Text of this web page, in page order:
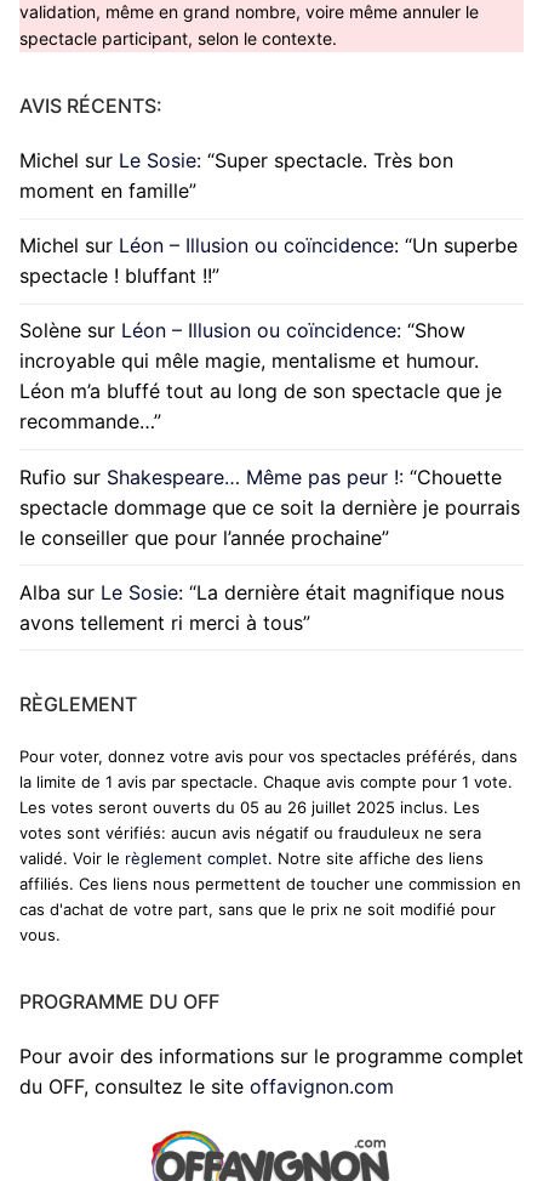
validation, même en grand nombre, voire même annuler le
spectacle participant, selon le contexte.
AVIS RÉCENTS:
Michel sur Le Sosie: “Super spectacle. Très bon
moment en famille”
Michel sur Léon – Illusion ou coïncidence: “Un superbe
spectacle ! bluffant !!”
Solène sur Léon – Illusion ou coïncidence: “Show
incroyable qui mêle magie, mentalisme et humour.
Léon m’a bluffé tout au long de son spectacle que je
recommande…”
Rufio sur Shakespeare… Même pas peur !: “Chouette
spectacle dommage que ce soit la dernière je pourrais
le conseiller que pour l’année prochaine”
Alba sur Le Sosie: “La dernière était magnifique nous
avons tellement ri merci à tous”
RÈGLEMENT
Pour voter, donnez votre avis pour vos spectacles préférés, dans
la limite de 1 avis par spectacle. Chaque avis compte pour 1 vote.
Les votes seront ouverts du 05 au 26 juillet 2025 inclus. Les
votes sont vérifiés: aucun avis négatif ou frauduleux ne sera
validé. Voir le règlement complet. Notre site affiche des liens
affiliés. Ces liens nous permettent de toucher une commission en
cas d'achat de votre part, sans que le prix ne soit modifié pour
vous.
PROGRAMME DU OFF
Pour avoir des informations sur le programme complet
du OFF, consultez le site offavignon.com